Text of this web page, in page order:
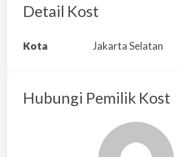
r
a
s
Detail Kost
Kota Jakarta Selatan
Hubungi Pemilik Kost